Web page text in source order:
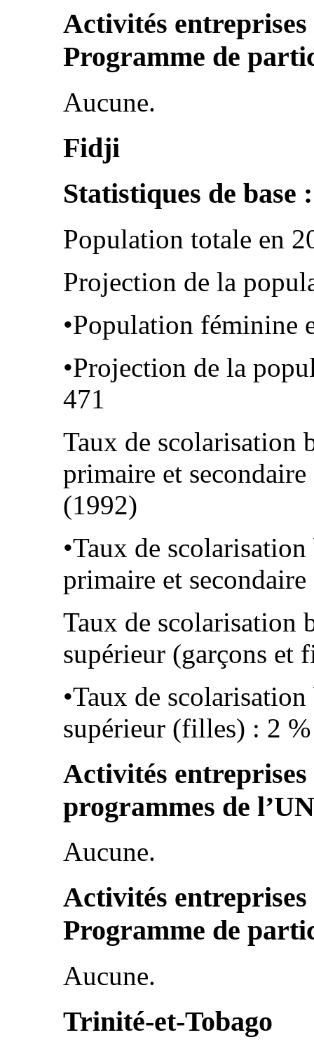
Activités entreprises
Programme de
Aucune.
Fidji
Statistiques de base :
Population totale en
Projection de la
•Population féminine
•Projection de la
471
Taux de scolarisation
primaire et
(1992)
•Taux de
primaire et
Taux de scolarisation
supérieur (garçons et
•Taux de
supérieur (filles) : 2
Activités entreprises
programmes de
Aucune.
Activités entreprises
Programme de
Aucune.
Trinité-et-Tobago